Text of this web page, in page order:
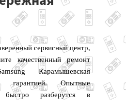
сервисный центр,
качественный ремонт
Карамышевская
гарантией. Опытные
быстро разберутся в